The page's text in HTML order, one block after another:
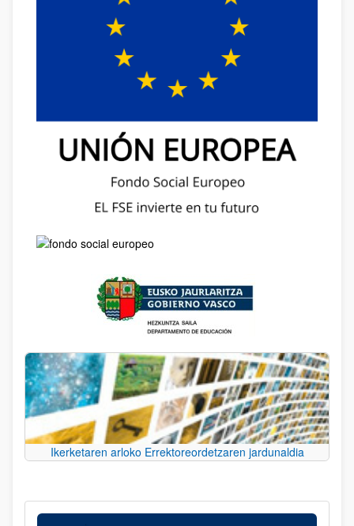
Ikerketaren arloko Errektoreordetzaren jardunaldia